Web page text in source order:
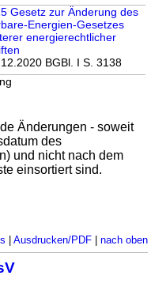
Gesetz zur Änderung des
Energien-Gesetzes
energierechtlicher
BGBl. I S. 3138
Änderungen - soweit
des
und nicht nach dem
einsortiert sind.
| Ausdrucken/PDF| nach oben